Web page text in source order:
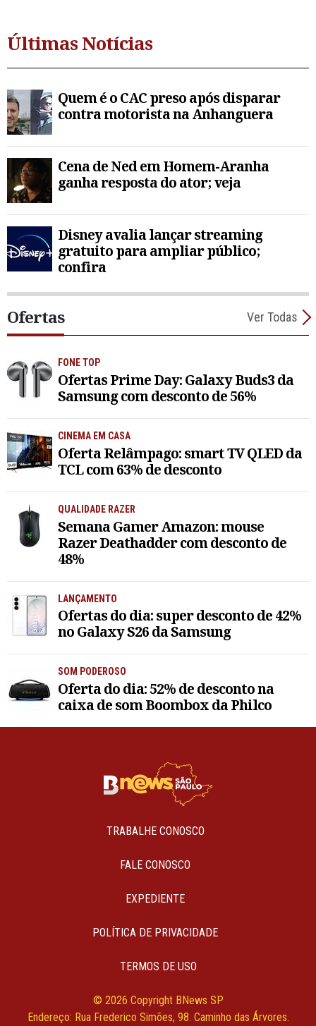
Últimas Notícias
Quem é o CAC preso após disparar
contra motorista na Anhanguera
Cena de Ned em Homem-Aranha
ganha resposta do ator; veja
Disney avalia lançar streaming
gratuito para ampliar público;
confira
Ofertas Ver Todas
FONE TOP
Ofertas Prime Day: Galaxy Buds3 da
Samsung com desconto de 56%
CINEMA EM CASA
Oferta Relâmpago: smart TV QLED da
TCL com 63% de desconto
QUALIDADE RAZER
Semana Gamer Amazon: mouse
Razer Deathadder com desconto de
48%
LANÇAMENTO
Ofertas do dia: super desconto de 42%
no Galaxy S26 da Samsung
SOM PODEROSO
Oferta do dia: 52% de desconto na
caixa de som Boombox da Philco
TRABALHE CONOSCO
FALE CONOSCO
EXPEDIENTE
POLÍTICA DE PRIVACIDADE
TERMOS DE USO
© 2026 Copyright BNews SP
Endereço: Rua Frederico Simões, 98. Caminho das Árvores.